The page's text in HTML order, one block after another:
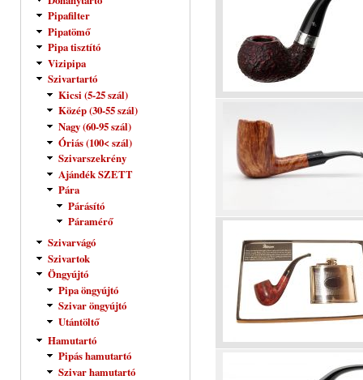
Pipafilter
Pipatömő
Pipa tisztító
Vizipipa
Szivartartó
Kicsi (5-25 szál)
Közép (30-55 szál)
Nagy (60-95 szál)
Óriás (100< szál)
Szivarszekrény
Ajándék SZETT
Pára
Párásító
Páramérő
Szivarvágó
Szivartok
Öngyújtó
Pipa öngyújtó
Szivar öngyújtó
Utántöltő
Hamutartó
Pipás hamutartó
Szivar hamutartó